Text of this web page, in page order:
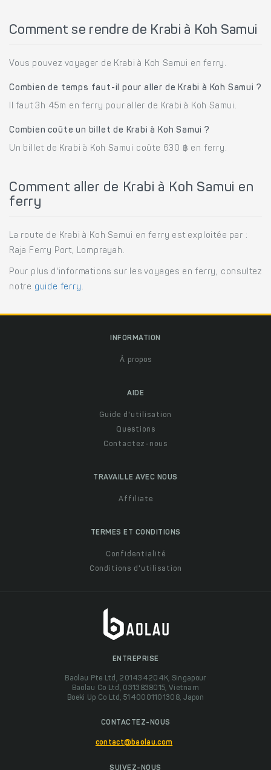
Comment se rendre de Krabi à Koh Samui
Vous pouvez voyager de Krabi à Koh Samui en ferry.
Combien de temps faut-il pour aller de Krabi à Koh Samui ?
Il faut 3h 45m en ferry pour aller de Krabi à Koh Samui.
Combien coûte un billet de Krabi à Koh Samui ?
Un billet de Krabi à Koh Samui coûte 630 ฿ en ferry.
Comment aller de Krabi à Koh Samui en
ferry
La route de Krabi à Koh Samui en ferry est exploitée par :
Raja Ferry Port, Lomprayah.
Pour plus d'informations sur les voyages en ferry, consultez
notre guide ferry .
INFORMATION
À propos
AIDE
Guide d'utilisation
Questions
Contactez-nous
TRAVAILLE AVEC NOUS
Affiliate
TERMES ET CONDITIONS
Confidentialité
Conditions d'utilisation
ENTREPRISE
Baolau Pte Ltd, 201434204K, Singapour
Baolau Co Ltd, 0313838015, Vietnam
Boeki Up Co Ltd, 5140001101308, Japon
CONTACTEZ-NOUS
contact@baolau.com
SUIVEZ-NOUS